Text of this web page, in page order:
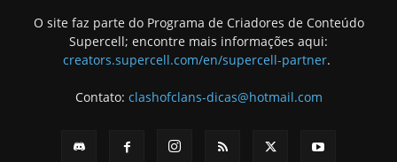
O site faz parte do Programa de Criadores de Conteúdo
Supercell; encontre mais informações aqui:
creators.supercell.com/en/supercell-partner.
Contato: clashofclans-dicas@hotmail.com